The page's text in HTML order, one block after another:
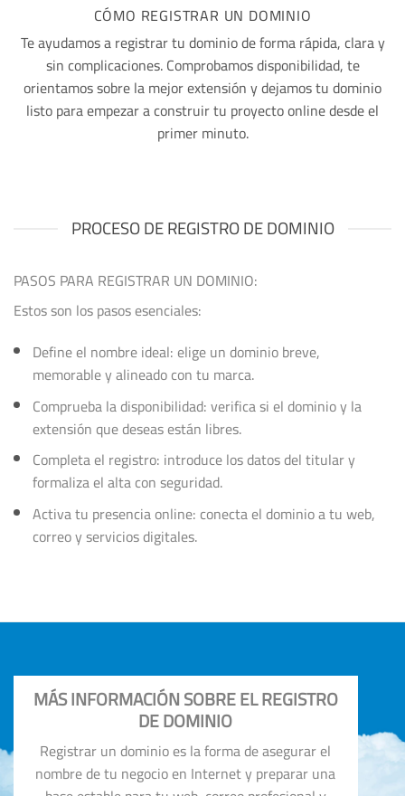
CÓMO REGISTRAR UN DOMINIO
Te ayudamos a registrar tu dominio de forma rápida, clara y
sin complicaciones. Comprobamos disponibilidad, te
orientamos sobre la mejor extensión y dejamos tu dominio
listo para empezar a construir tu proyecto online desde el
primer minuto.
PROCESO DE REGISTRO DE DOMINIO
PASOS PARA REGISTRAR UN DOMINIO:
Estos son los pasos esenciales:
Define el nombre ideal: elige un dominio breve,
memorable y alineado con tu marca.
Comprueba la disponibilidad: verifica si el dominio y la
extensión que deseas están libres.
Completa el registro: introduce los datos del titular y
formaliza el alta con seguridad.
Activa tu presencia online: conecta el dominio a tu web,
correo y servicios digitales.
MÁS INFORMACIÓN SOBRE EL REGISTRO
DE DOMINIO
Registrar un dominio es la forma de asegurar el
nombre de tu negocio en Internet y preparar una